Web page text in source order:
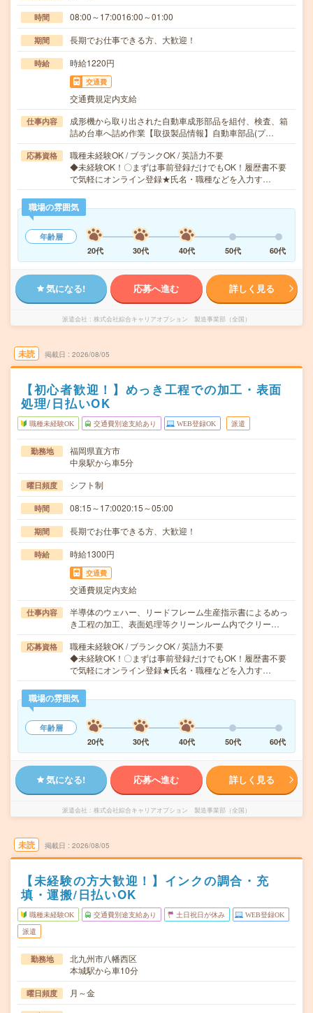
時間 08:00～17:0016:00～01:00
期間 長期でお仕事できる方、大歓迎！
時給 時給1220円
交通費
交通費規定内支給
仕事内容
成形機から取り出された自動車成形部品を組付、検査、箱
詰め台車へ詰め作業【取扱製品情報】自動車部品(プ…
応募資格
職種未経験OK / ブランクOK / 英語力不要
◆未経験OK！〇まずは事前登録だけでもOK！履歴書不要
で気軽にオンライン登録★氏名・職種などを入力す…
職場の雰囲気
年齢層
20代
30代 40代 50代 60代
気になる! 応募へ進む 詳しく見る
派遣会社 株式会社綜合キャリアオプション 製造事業部（全国）
未読 掲載日 2026/08/05
【初心者歓迎！】めっき工程での加工・表面
処理/日払いOK
職種未経験OK 交通費別途支給あり WEB登録OK 派遣
勤務地
福岡県直方市
中泉駅から車5分
曜日頻度 シフト制
時間 08:15～17:0020:15～05:00
期間 長期でお仕事できる方、大歓迎！
時給 時給1300円
交通費
交通費規定内支給
仕事内容
半導体のウェハー、リードフレーム生産指示書によるめっ
き工程の加工、表面処理等クリーンルーム内でクリー…
応募資格
職種未経験OK / ブランクOK / 英語力不要
◆未経験OK！〇まずは事前登録だけでもOK！履歴書不要
で気軽にオンライン登録★氏名・職種などを入力す…
職場の雰囲気
年齢層
20代
30代 40代 50代 60代
気になる! 応募へ進む 詳しく見る
派遣会社 株式会社綜合キャリアオプション 製造事業部（全国）
未読 掲載日 2026/08/05
【未経験の方大歓迎！】インクの調合・充
填・運搬/日払いOK
職種未経験OK 交通費別途支給あり 土日祝日が休み WEB登録OK
派遣
勤務地
北九州市八幡西区
本城駅から車10分
曜日頻度 月～金